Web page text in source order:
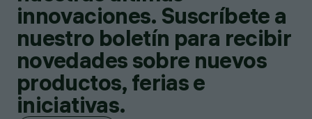
innovaciones. Suscríbete a
nuestro boletín para recibir
novedades sobre nuevos
productos, ferias e
iniciativas.